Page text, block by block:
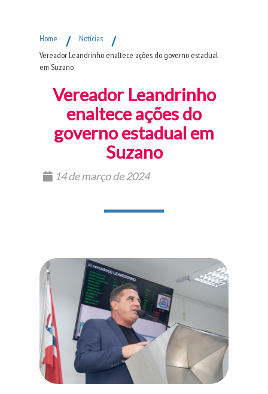
Home / Notícias /
Vereador Leandrinho enaltece ações do governo estadual
em Suzano
Vereador Leandrinho
enaltece ações do
governo estadual em
Suzano
14 de março de 2024